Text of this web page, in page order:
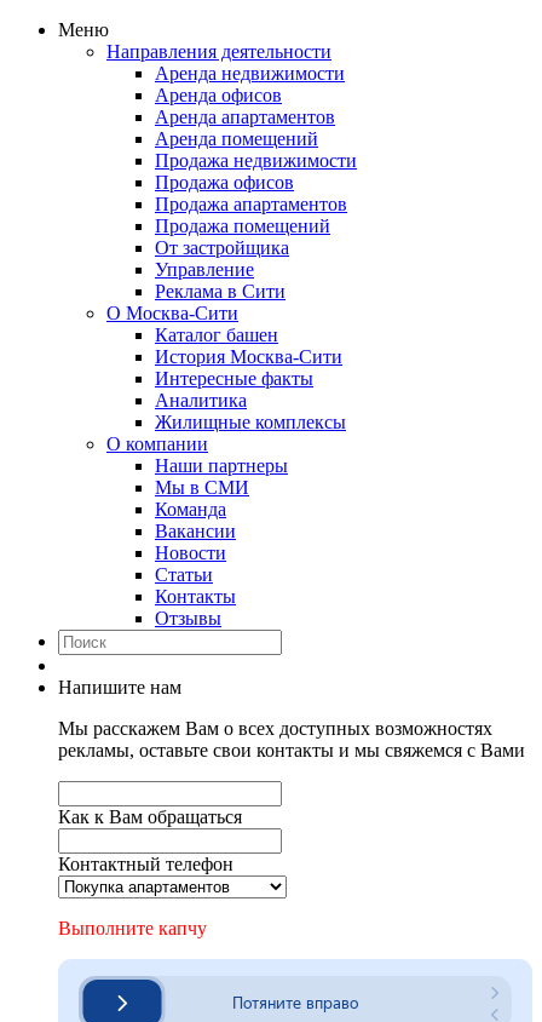
Меню
Направления деятельности
Аренда недвижимости
Аренда офисов
Аренда апартаментов
Аренда помещений
Продажа недвижимости
Продажа офисов
Продажа апартаментов
Продажа помещений
От застройщика
Управление
Реклама в Сити
О Москва-Сити
Каталог башен
История Москва-Сити
Интересные факты
Аналитика
Жилищные комплексы
О компании
Наши партнеры
Мы в СМИ
Команда
Вакансии
Новости
Статьи
Контакты
Отзывы
Напишите нам
Мы расскажем Вам о всех доступных возможностях
рекламы, оставьте свои контакты и мы свяжемся с Вами
Как к Вам обращаться
Контактный телефон
Выполните капчу